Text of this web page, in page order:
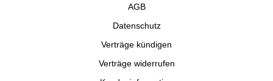
AGB
Datenschutz
Verträge kündigen
Verträge widerrufen